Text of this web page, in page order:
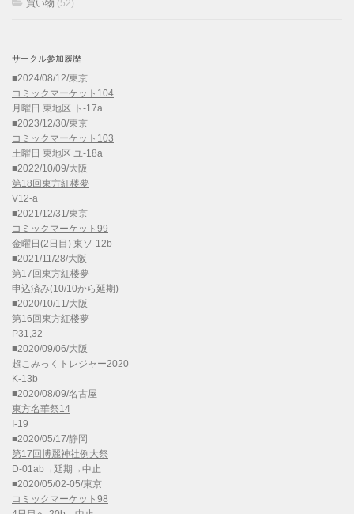
買い物 (52)
サークル参加履歴
■2024/08/12/東京
コミックマーケット104
月曜日 東地区 ト-17a
■2023/12/30/東京
コミックマーケット103
土曜日 東地区 ユ-18a
■2022/10/09/大阪
第18回東方紅楼夢
V12-a
■2021/12/31/東京
コミックマーケット99
金曜日(2日目) 東ソ-12b
■2021/11/28/大阪
第17回東方紅楼夢
申込済み(10/10から延期)
■2020/10/11/大阪
第16回東方紅楼夢
P31,32
■2020/09/06/大阪
超こみっくトレジャー2020
K-13b
■2020/08/09/名古屋
東方名華祭14
I-19
■2020/05/17/静岡
第17回博麗神社例大祭
D-01ab→延期→中止
■2020/05/02-05/東京
コミックマーケット98